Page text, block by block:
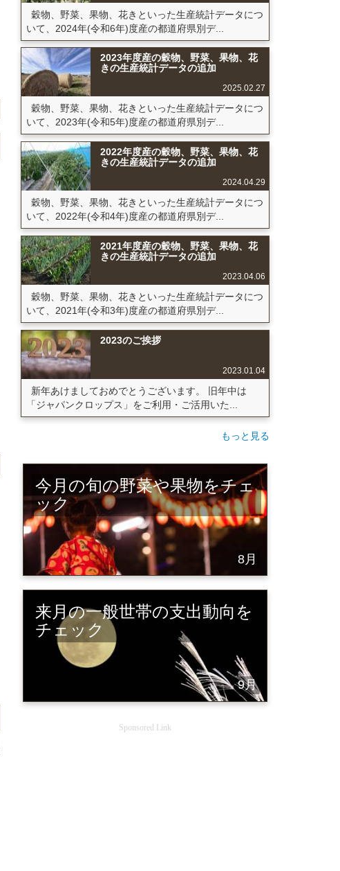
穀物、野菜、果物、花きといった生産統計データにつ
いて、2024年(令和6年)度産の都道府県別デ...
2023年度産の穀物、野菜、果物、花
きの生産統計データの追加
2025.02.27
穀物、野菜、果物、花きといった生産統計データにつ
いて、2023年(令和5年)度産の都道府県別デ...
2022年度産の穀物、野菜、果物、花
きの生産統計データの追加
2024.04.29
穀物、野菜、果物、花きといった生産統計データにつ
いて、2022年(令和4年)度産の都道府県別デ...
2021年度産の穀物、野菜、果物、花
きの生産統計データの追加
2023.04.06
穀物、野菜、果物、花きといった生産統計データにつ
いて、2021年(令和3年)度産の都道府県別デ...
2023のご挨拶
2023.01.04
新年あけましておめでとうございます。 旧年中は
「ジャパンクロップス」をご利用・ご活用いた...
もっと見る
今月の旬の野菜や果物をチェ
ック
8月
来月の一般世帯の支出動向を
チェック
9月
Sponsored Link